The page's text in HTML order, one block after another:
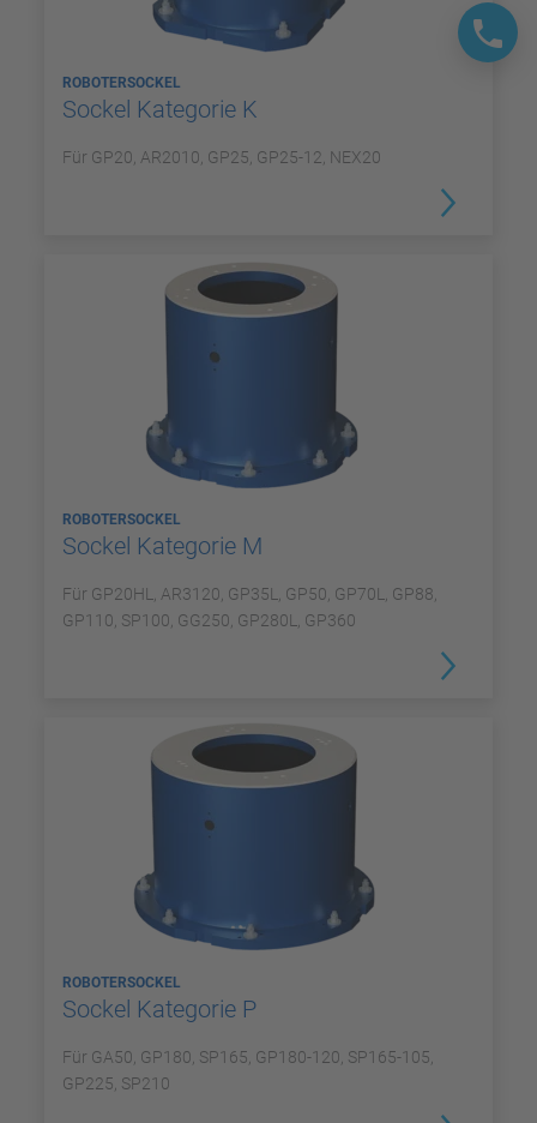
ROBOTERSOCKEL
Sockel Kategorie K
Für GP20, AR2010, GP25, GP25-12, NEX20
ROBOTERSOCKEL
Sockel Kategorie M
Für GP20HL, AR3120, GP35L, GP50, GP70L, GP88,
GP110, SP100, GG250, GP280L, GP360
ROBOTERSOCKEL
Sockel Kategorie P
Für GA50, GP180, SP165, GP180-120, SP165-105,
GP225, SP210